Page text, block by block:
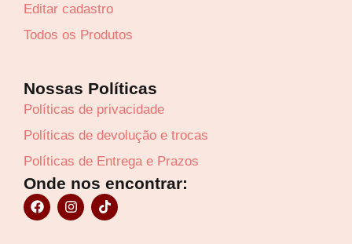
Editar cadastro
Todos os Produtos
Nossas Políticas
Políticas de privacidade
Políticas de devolução e trocas
Políticas de Entrega e Prazos
Onde nos encontrar:
F
a
c
I
n
s
T
i
k